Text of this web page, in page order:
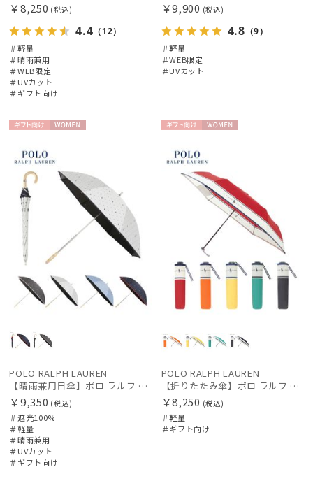
Fuwacool®
フワクール®
マジカルテック
masu
MIRACLE TECH
ミラクルテック
PAUL&JOE ACCESSOIRES
ポールアンドジョー アクセソワ
urawaza
ウラワザ
傘機能
その他
￥8,250 (税込)
4.4 （12）
＃軽量
＃晴雨兼用
＃WEB限定
＃UVカット
＃ギフト向け
￥9,900 (税込)
4.8 （9）
＃軽量
＃WEB限定
＃UVカット
向け
POLO RALPH LAUREN
【晴雨兼用日傘】ポロ ラルフ ローレン (POLO RALPH LAUREN) ドット 遮光100 UV100 遮熱 晴雨兼用 軽量
￥9,350 (税込)
＃遮光100%
＃軽量
＃晴雨兼用
＃UVカット
＃ギフト向け
向け
POLO RALPH LAUREN
【折りたたみ傘】ポロ ラルフ ローレン(POLO RALPH LAUREN) テープロゴ×無地 簡単開閉
￥8,250 (税込)
＃軽量
＃ギフト向け